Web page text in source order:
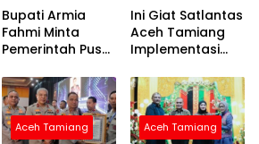
Bupati Armia
Fahmi Minta
Pemerintah Pusat
Normalisasi
Sungai Tamiang,
Cegah Banjir
Terjadi Lagi
Ini Giat Satlantas
Aceh Tamiang
Implementasi
Polantas Aceh
Untuk
Masyarakat
Aceh Tamiang Aceh Tamiang